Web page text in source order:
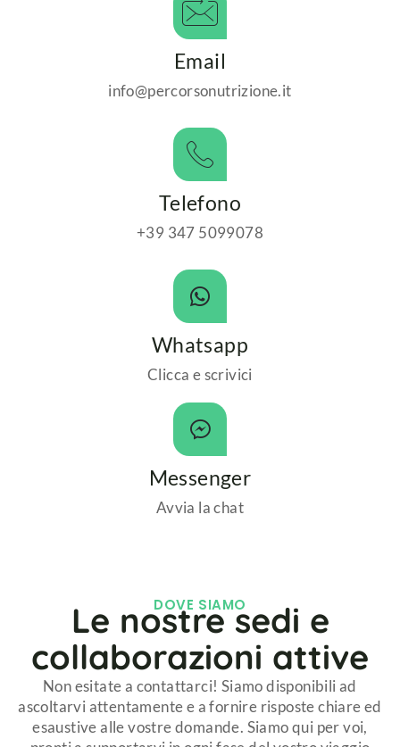
Email
info@percorsonutrizione.it
Telefono
+39 347 5099078
Whatsapp
Clicca e scrivici
Messenger
Avvia la chat
DOVE SIAMO
Le nostre sedi e
collaborazioni attive
Non esitate a contattarci! Siamo disponibili ad
ascoltarvi attentamente e a fornire risposte chiare ed
esaustive alle vostre domande. Siamo qui per voi,